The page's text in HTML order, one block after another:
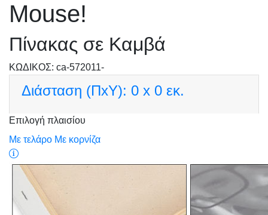
Mouse!
Πίνακας σε Καμβά
KΩΔΙΚΟΣ: ca-572011-
Διάσταση (ΠxΥ): 0 x 0 εκ.
Επιλογή πλαισίου
Με τελάρο Με κορνίζα